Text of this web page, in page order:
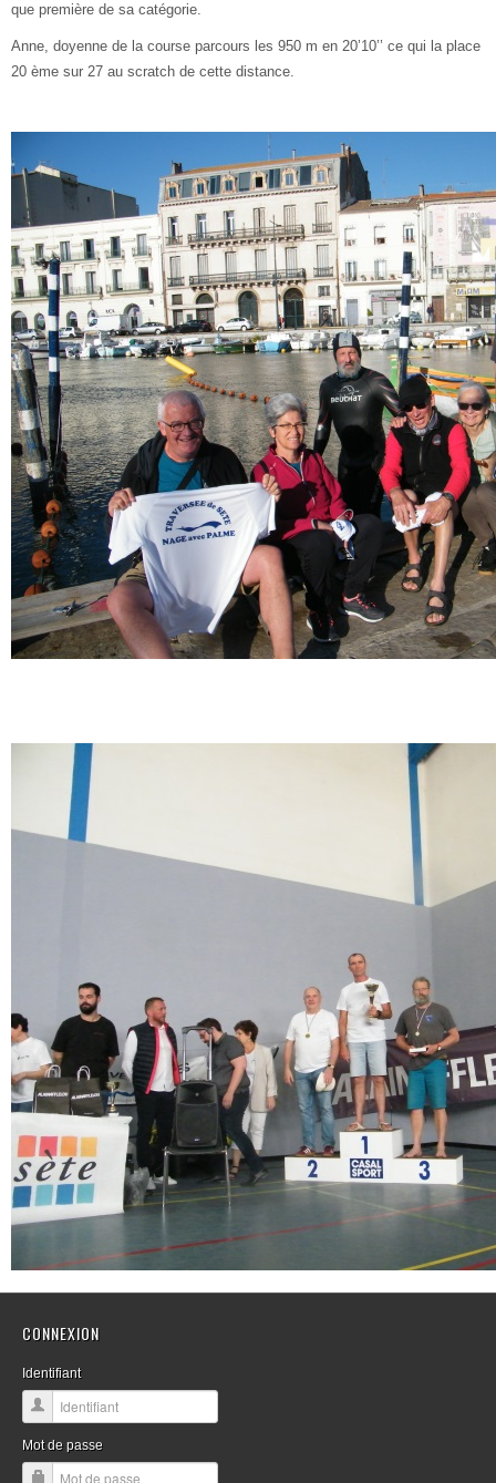
que première de sa catégorie.
Anne, doyenne de la course parcours les 950 m en 20’10’’ ce qui la place
20 ème sur 27 au scratch de cette distance.
CONNEXION
Identifiant
Mot de passe